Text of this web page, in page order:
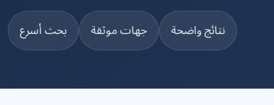
نتائج واضحة جهات موثقة بحث أسرع